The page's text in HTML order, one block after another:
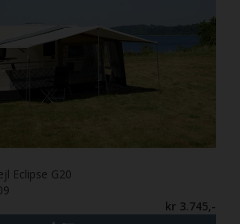
Eclipse G20
kr 3.745,-